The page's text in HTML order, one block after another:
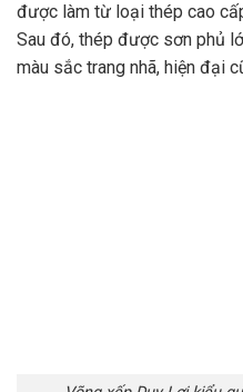
được làm từ loại thép cao
Sau đó, thép được sơn phủ
màu sắc trang nhã, hiện đại